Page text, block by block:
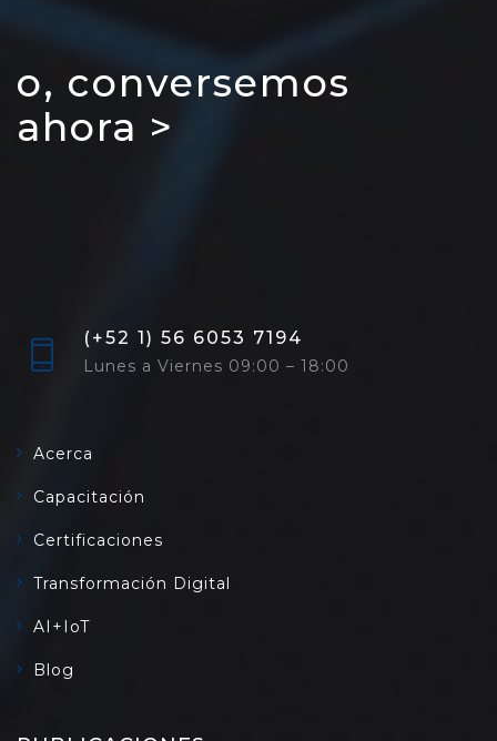
o, conversemos
ahora >
(+52 1) 56 6053 7194
Lunes a Viernes 09:00 – 18:00
Acerca
Capacitación
Certificaciones
Transformación Digital
AI+IoT
Blog